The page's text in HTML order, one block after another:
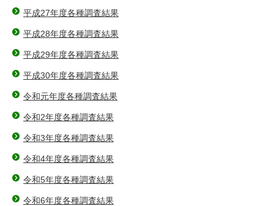
平成27年度各種調査結果
平成28年度各種調査結果
平成29年度各種調査結果
平成30年度各種調査結果
令和元年度各種調査結果
令和2年度各種調査結果
令和3年度各種調査結果
令和4年度各種調査結果
令和5年度各種調査結果
令和6年度各種調査結果